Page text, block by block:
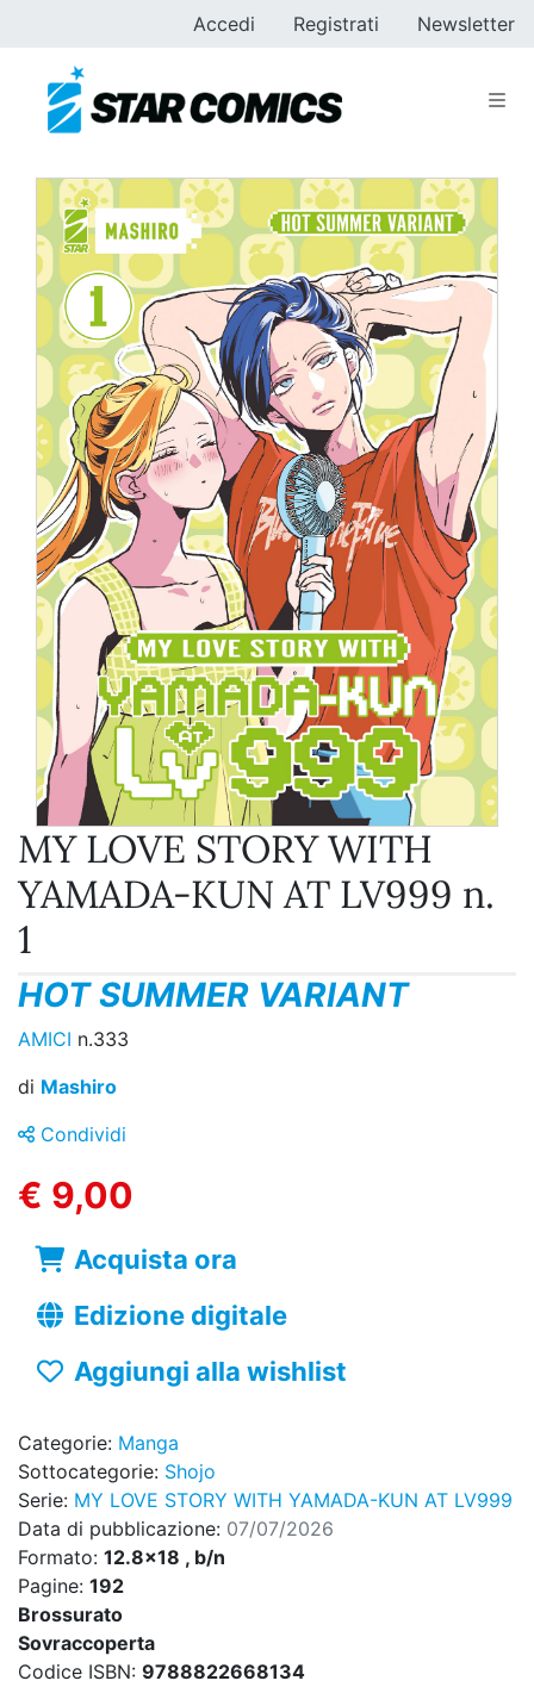
Accedi Registrati Newsletter
MY LOVE STORY WITH
YAMADA-KUN AT LV999 n.
1
HOT SUMMER VARIANT
AMICI n.333
di Mashiro
Condividi
€ 9,00
Acquista ora
Edizione digitale
Aggiungi alla wishlist
Categorie: Manga
Sottocategorie: Shojo
Serie: MY LOVE STORY WITH YAMADA-KUN AT LV999
Data di pubblicazione: 07/07/2026
Formato: 12.8x18 , b/n
Pagine: 192
Brossurato
Sovraccoperta
Codice ISBN: 9788822668134